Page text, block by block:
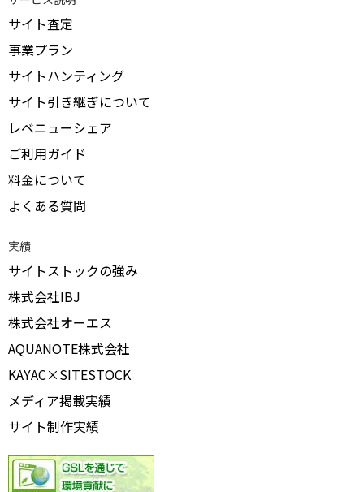
サイト査定
事業プラン
サイトハンティング
サイト引き継ぎについて
レベニューシェア
ご利用ガイド
料金について
よくある質問
実績
サイトストックの強み
株式会社IBJ
株式会社オーエス
AQUANOTE株式会社
KAYAC×SITESTOCK
メディア掲載実績
サイト制作実績